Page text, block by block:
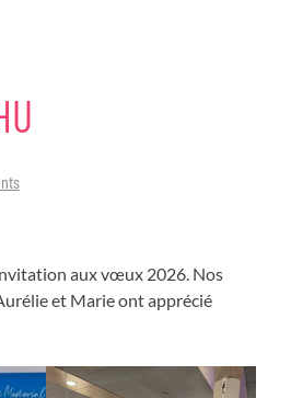
aux vœux 2026. Nos
et Marie ont apprécié